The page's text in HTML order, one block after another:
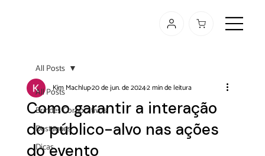
All Posts
Brindes Corporativos
Destaques
Dicas
All Posts
Como garantir a interação
do público-alvo nas ações
do evento
Kim Machlup20 de jun. de 20242 min de leitura